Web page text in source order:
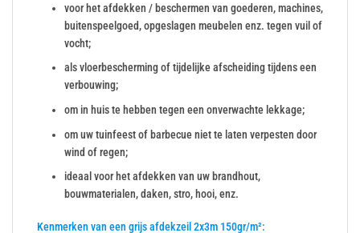
voor het afdekken / beschermen van goederen, machines,
buitenspeelgoed, opgeslagen meubelen enz. tegen vuil of
vocht;
als vloerbescherming of tijdelijke afscheiding tijdens een
verbouwing;
om in huis te hebben tegen een onverwachte lekkage;
om uw tuinfeest of barbecue niet te laten verpesten door
wind of regen;
ideaal voor het afdekken van uw brandhout,
bouwmaterialen, daken, stro, hooi, enz.
Kenmerken van een grijs afdekzeil 2x3m 150gr/m²: